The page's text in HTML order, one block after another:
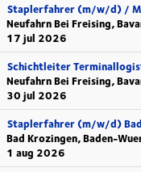
Staplerfahrer (m/w/d) /
Neufahrn Bei Freising,
17 jul 2026
Schichtleiter
Neufahrn Bei Freising,
30 jul 2026
Staplerfahrer (m/w/d)
Bad Krozingen, Baden-
1 aug 2026